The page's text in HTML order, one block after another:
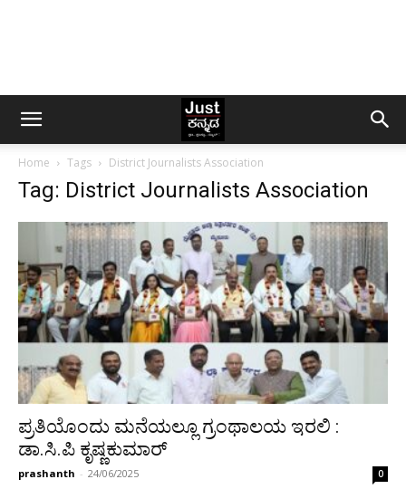
Home Tags District Journalists Association
Tag: District Journalists Association
ಪ್ರತಿಯೊಂದು ಮನೆಯಲ್ಲೂ ಗ್ರಂಥಾಲಯ ಇರಲಿ :
ಡಾ.ಸಿ.ಪಿ ಕೃಷ್ಣಕುಮಾರ್
prashanth - 24/06/2025 0